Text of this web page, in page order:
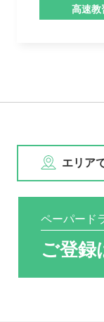
高速教
エリア
ペーパード
ご登録